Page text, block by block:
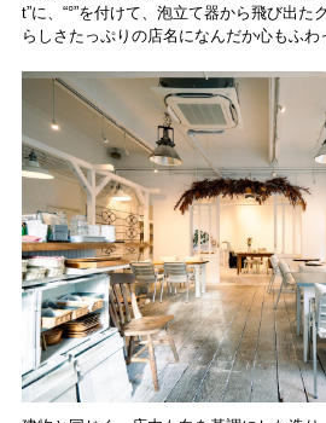
t”に、“°”を付けて、泡立て器から飛び出
らしさたっぷりの店名になんだか心もふわ